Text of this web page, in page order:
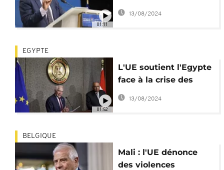
01:11
économique pour le
Sahel"
13/08/2024
01:52
EGYPTE
L'UE soutient l'Egypte
face à la crise des
réfugiés soudanais
13/08/2024
BELGIQUE
Mali : l'UE dénonce
des violences